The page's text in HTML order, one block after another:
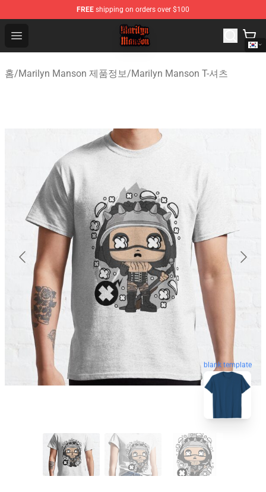
FREE shipping on orders over $100
Open menu
Marilyn Manson Shop - Official Marilyn Manson
홈/Marilyn Manson 제품정보/Marilyn Manson T-셔츠
blank template